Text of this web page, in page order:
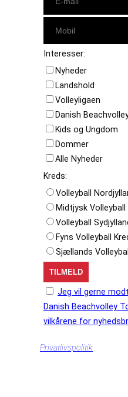
Interesser:
Nyheder
Landshold
Volleyligaen
Danish
Kids og Ungdom
Dommer
Alle Nyheder
Kreds:
Volleyball
Midtjysk Volleyball
Volleyball
Fyns Volleyball
Sjællands
Jeg vil gerne
Danish Beachvolley
vilkårene for
Privatlivspolitik